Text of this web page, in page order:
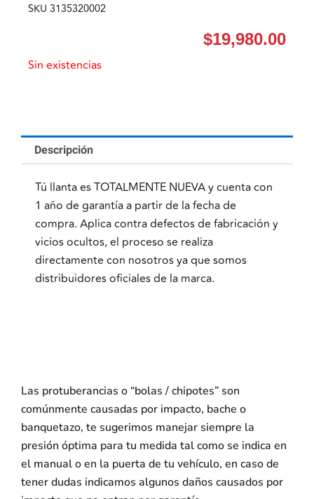
SKU 3135320002
$19,980.00
Sin existencias
Descripción
Tú llanta es TOTALMENTE NUEVA y cuenta con
1 año de garantía a partir de la fecha de
compra. Aplica contra defectos de fabricación y
vicios ocultos, el proceso se realiza
directamente con nosotros ya que somos
distribuidores oficiales de la marca.
Las protuberancias o “bolas / chipotes” son
comúnmente causadas por impacto, bache o
banquetazo, te sugerimos manejar siempre la
presión óptima para tu medida tal como se indica en
el manual o en la puerta de tu vehículo, en caso de
tener dudas indicamos algunos daños causados por